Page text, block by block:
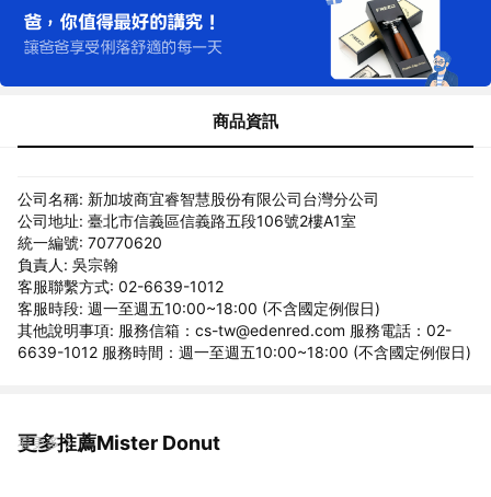
商品資訊
公司名稱: 新加坡商宜睿智慧股份有限公司台灣分公司
公司地址: 臺北市信義區信義路五段106號2樓A1室
統一編號: 70770620
負責人: 吳宗翰
客服聯繫方式: 02-6639-1012
客服時段: 週一至週五10:00~18:00 (不含國定例假日)
其他說明事項: 服務信箱：cs-tw@edenred.com 服務電話：02-
6639-1012 服務時間：週一至週五10:00~18:00 (不含國定例假日)
更多推薦Mister Donut
看更多